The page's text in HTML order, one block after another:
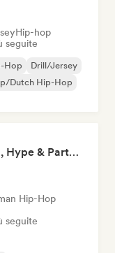
Hip-hop
seguite
Hop
Drill/Jersey
Dutch Hip-Hop
Hip Hop Hooray 💥 Trap, Hype & Party Rap Bangers
Hip-Hop
seguite